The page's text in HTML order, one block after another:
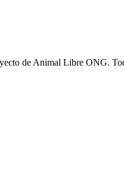
de Animal Libre ONG.